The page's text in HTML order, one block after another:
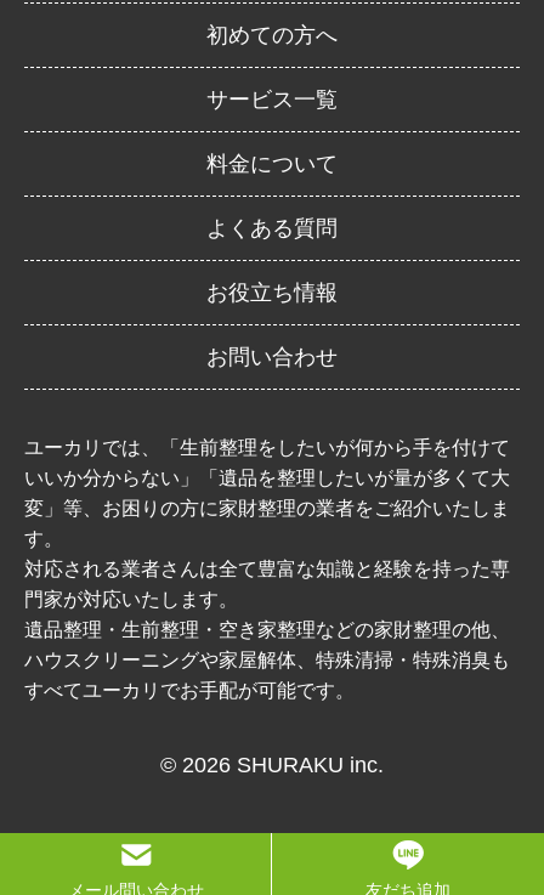
初めての方へ
サービス一覧
料金について
よくある質問
お役立ち情報
お問い合わせ
ユーカリでは、「生前整理をしたいが何から手を付けて
いいか分からない」「遺品を整理したいが量が多くて大
変」等、お困りの方に家財整理の業者をご紹介いたしま
す。
対応される業者さんは全て豊富な知識と経験を持った専
門家が対応いたします。
遺品整理・生前整理・空き家整理などの家財整理の他、
ハウスクリーニングや家屋解体、特殊清掃・特殊消臭も
すべてユーカリでお手配が可能です。
© 2026 SHURAKU inc.
メール問い合わせ 友だち追加